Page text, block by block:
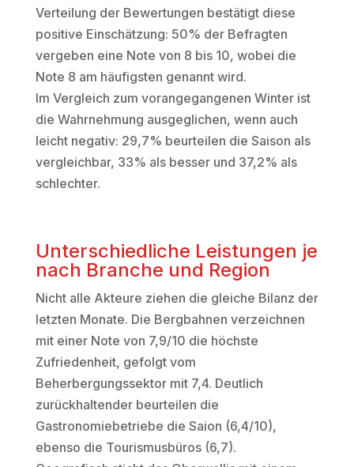
Verteilung der Bewertungen bestätigt diese
positive Einschätzung: 50% der Befragten
vergeben eine Note von 8 bis 10, wobei die
Note 8 am häufigsten genannt wird.
Im Vergleich zum vorangegangenen Winter ist
die Wahrnehmung ausgeglichen, wenn auch
leicht negativ: 29,7% beurteilen die Saison als
vergleichbar, 33% als besser und 37,2% als
schlechter.
Unterschiedliche Leistungen je
nach Branche und Region
Nicht alle Akteure ziehen die gleiche Bilanz der
letzten Monate. Die Bergbahnen verzeichnen
mit einer Note von 7,9/10 die höchste
Zufriedenheit, gefolgt vom
Beherbergungssektor mit 7,4. Deutlich
zurückhaltender beurteilen die
Gastronomiebetriebe die Saion (6,4/10),
ebenso die Tourismusbüros (6,7).